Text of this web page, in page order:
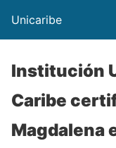
Unicaribe
Institución
Caribe
Magdalena